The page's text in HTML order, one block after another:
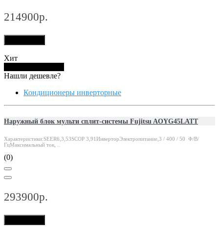
214900р.
Хит
Нашли дешевле?
Кондиционеры инверторные
Наружный блок мульти сплит-системы Fujitsu AOYG45LATT
Характеристики:SEER6,3,53SCOP 3,91ИнверторЭлектропитание,3 / 400 / 50 Ф/В/
ГцМаксимальный ток, ..
(0)
293900р.